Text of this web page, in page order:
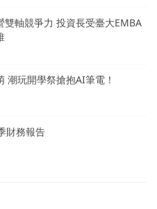
雙軸競爭力 投資長受臺大EMBA
潮玩開學祭搶抱AI筆電！
財務報告